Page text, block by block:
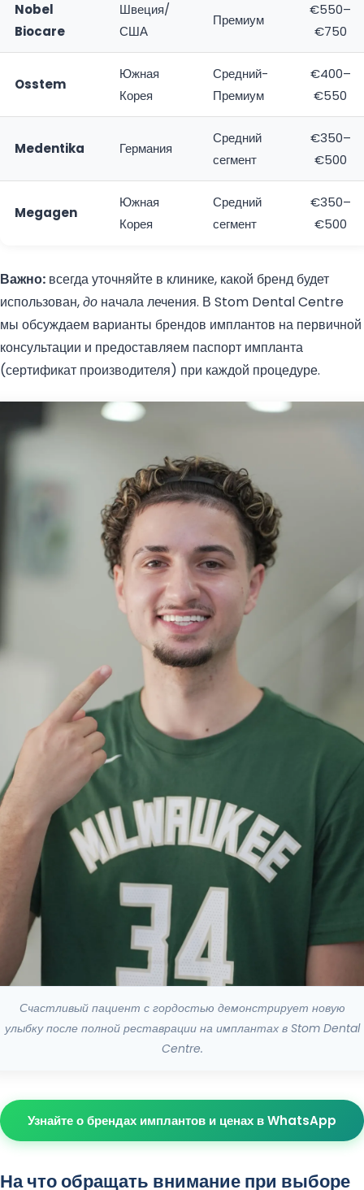
Nobel
Biocare
Швеция/
США
Премиум
€550–
€750
Osstem
Южная
Корея
Средний-
Премиум
€400–
€550
Medentika Германия
Средний
сегмент
€350–
€500
Megagen
Южная
Корея
Средний
сегмент
€350–
€500
Важно: всегда уточняйте в клинике, какой бренд будет
использован,до начала лечения. В Stom Dental Centre
мы обсуждаем варианты брендов имплантов на первичной
консультации и предоставляем паспорт импланта
(сертификат производителя) при каждой процедуре.
Счастливый пациент с гордостью демонстрирует новую
улыбку после полной реставрации на имплантах в Stom Dental
Centre.
Узнайте о брендах имплантов и ценах в WhatsApp
На что обращать внимание при выборе